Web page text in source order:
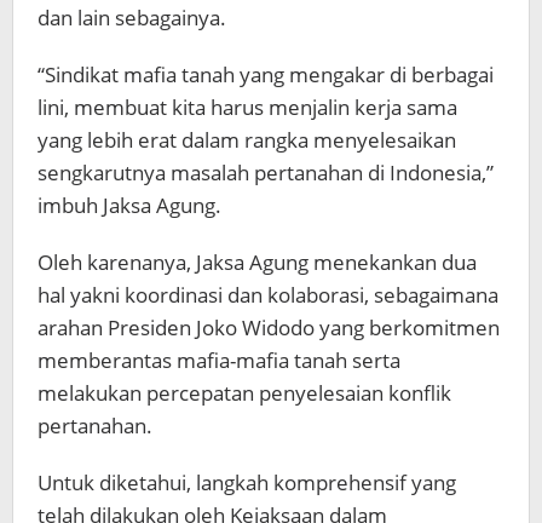
dan lain sebagainya.
“Sindikat mafia tanah yang mengakar di berbagai
lini, membuat kita harus menjalin kerja sama
yang lebih erat dalam rangka menyelesaikan
sengkarutnya masalah pertanahan di Indonesia,”
imbuh Jaksa Agung.
Oleh karenanya, Jaksa Agung menekankan dua
hal yakni koordinasi dan kolaborasi, sebagaimana
arahan Presiden Joko Widodo yang berkomitmen
memberantas mafia-mafia tanah serta
melakukan percepatan penyelesaian konflik
pertanahan.
Untuk diketahui, langkah komprehensif yang
telah dilakukan oleh Kejaksaan dalam